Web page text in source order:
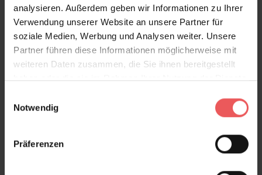
analysieren. Außerdem geben wir Informationen zu Ihrer
Verwendung unserer Website an unsere Partner für
soziale Medien, Werbung und Analysen weiter. Unsere
Partner führen diese Informationen möglicherweise mit
weiteren Daten zusammen, die Sie ihnen bereitgestellt
haben oder die sie im Rahmen Ihrer Nutzung der Dienste
Notwendig
Präferenzen